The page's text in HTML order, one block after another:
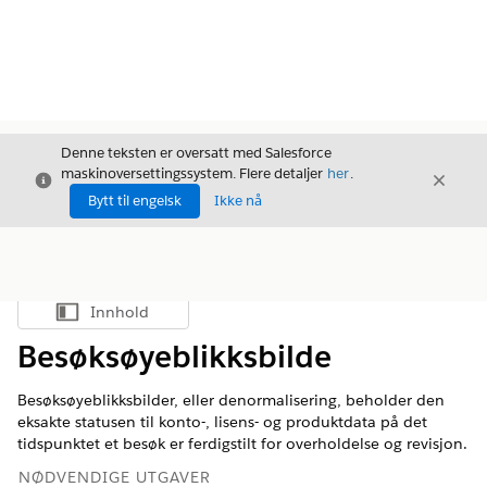
Avslutt
Denne teksten er oversatt med Salesforce
maskinoversettingssystem. Flere detaljer her.
Bytt til engelsk
Ikke nå
Avslutt
Vis innholdsfortegnelse
Innhold
Besøksøyeblikksbilde
Besøksøyeblikksbilder, eller denormalisering, beholder den
eksakte statusen til konto-, lisens- og produktdata på det
tidspunktet et besøk er ferdigstilt for overholdelse og revisjon.
NØDVENDIGE UTGAVER